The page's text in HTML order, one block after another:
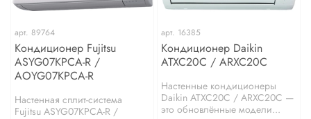
арт. 89764
Кондиционер Fujitsu
ASYG07KPCA-R /
AOYG07KPCA-R
Настенная сплит-система
Fujitsu ASYG07KPCA-R /
арт. 16385
Кондиционер Daikin
ATXC20С / ARXC20С
Настенные кондиционеры
Daikin ATXC20C / ARXC20C —
это обновлённые модели...